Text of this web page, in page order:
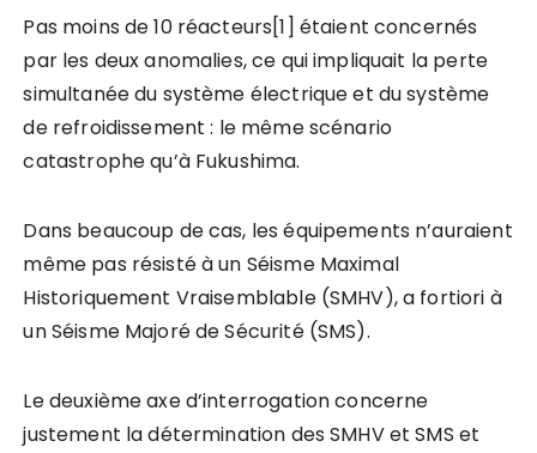
Pas moins de 10 réacteurs[1] étaient concernés
par les deux anomalies, ce qui impliquait la perte
simultanée du système électrique et du système
de refroidissement : le même scénario
catastrophe qu’à Fukushima.
Dans beaucoup de cas, les équipements n’auraient
même pas résisté à un Séisme Maximal
Historiquement Vraisemblable (SMHV), a fortiori à
un Séisme Majoré de Sécurité (SMS).
Le deuxième axe d’interrogation concerne
justement la détermination des SMHV et SMS et